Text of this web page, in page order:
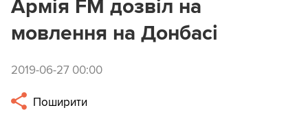
Армія FM дозвіл на
мовлення на Донбасі
2019-06-27 00:00
Поширити